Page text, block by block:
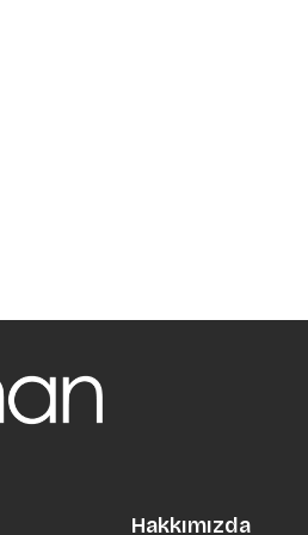
Hakkımızda